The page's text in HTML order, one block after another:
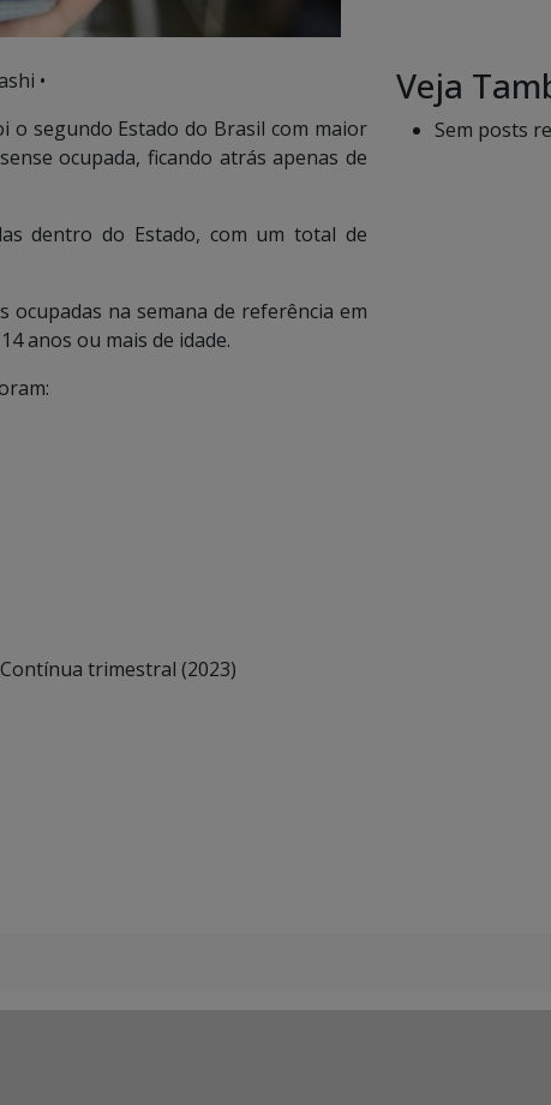
•
o segundo Estado do Brasil com maior
ocupada, ficando atrás apenas de
dentro do Estado, com um total de
ocupadas na semana de referência em
anos ou mais de idade.
trimestral (2023)
Veja
Sem posts